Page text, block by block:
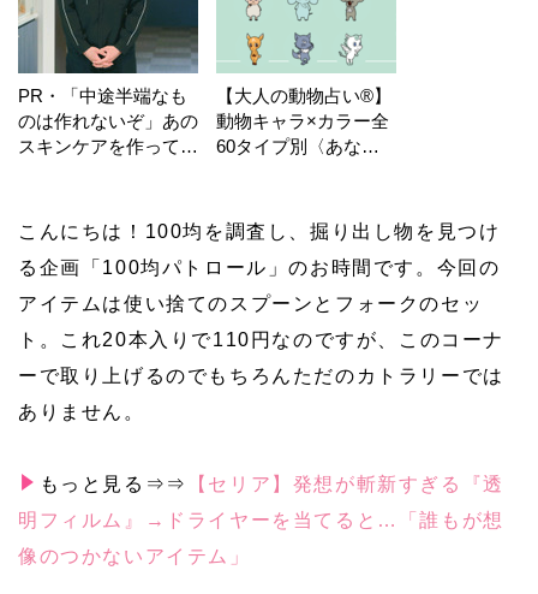
PR・「中途半端なも
のは作れないぞ」あの
スキンケアを作ってい
【大人の動物占い®】
動物キャラ×カラー全
60タイプ別〈あなた
こんにちは！100均を調査し、掘り出し物を見つけ
る企画「100均パトロール」のお時間です。今回の
アイテムは使い捨てのスプーンとフォークのセッ
ト。これ20本入りで110円なのですが、このコーナ
ーで取り上げるのでもちろんただのカトラリーでは
ありません。
もっと見る⇒⇒
【セリア】発想が斬新すぎる『透
明フィルム』→ドライヤーを当てると…「誰もが想
像のつかないアイテム」